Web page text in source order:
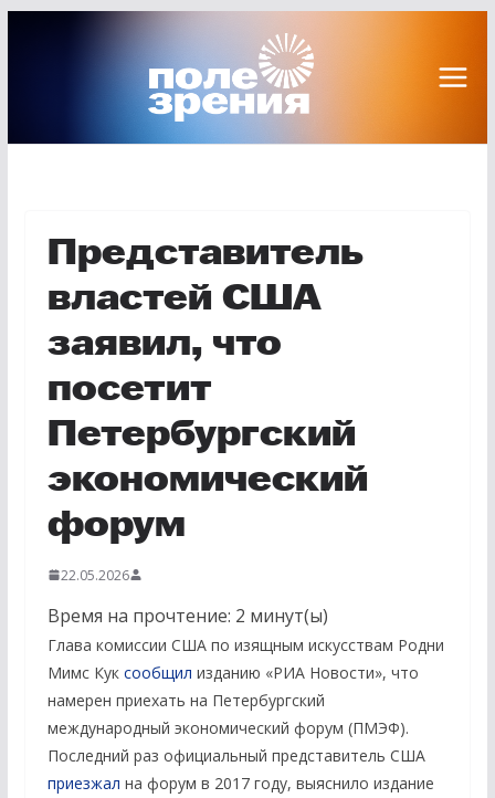
Представитель
властей США
заявил, что
посетит
Петербургский
экономический
форум
22.05.2026
Время на прочтение: 2 минут(ы)
Глава комиссии США по изящным искусствам Родни
Мимс Кук сообщил изданию «РИА Новости», что
намерен приехать на Петербургский
международный экономический форум (ПМЭФ).
Последний раз официальный представитель США
приезжал на форум в 2017 году, выяснило издание